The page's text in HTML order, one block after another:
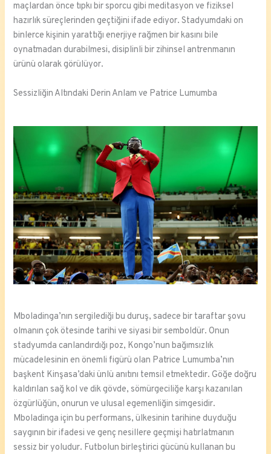
maçlardan önce tıpkı bir sporcu gibi meditasyon ve fiziksel
hazırlık süreçlerinden geçtiğini ifade ediyor. Stadyumdaki on
binlerce kişinin yarattığı enerjiye rağmen bir kasını bile
oynatmadan durabilmesi, disiplinli bir zihinsel antrenmanın
ürünü olarak görülüyor.
Sessizliğin Altındaki Derin Anlam ve Patrice Lumumba
Mboladinga’nın sergilediği bu duruş, sadece bir taraftar şovu
olmanın çok ötesinde tarihi ve siyasi bir semboldür. Onun
stadyumda canlandırdığı poz, Kongo’nun bağımsızlık
mücadelesinin en önemli figürü olan Patrice Lumumba’nın
başkent Kinşasa’daki ünlü anıtını temsil etmektedir. Göğe doğru
kaldırılan sağ kol ve dik gövde, sömürgeciliğe karşı kazanılan
özgürlüğün, onurun ve ulusal egemenliğin simgesidir.
Mboladinga için bu performans, ülkesinin tarihine duyduğu
saygının bir ifadesi ve genç nesillere geçmişi hatırlatmanın
sessiz bir yoludur. Futbolun birleştirici gücünü kullanan bu